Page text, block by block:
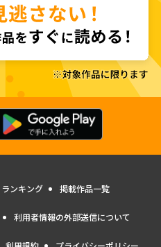
ランキング 掲載作品一覧
利用者情報の外部送信について